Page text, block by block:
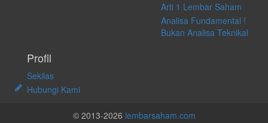
Arti 1 Lembar Saham
Analisa Fundamental !
Bukan Analisa Teknikal
Profil
Sekilas
Hubungi Kami
© 2013-2026 lembarsaham.com